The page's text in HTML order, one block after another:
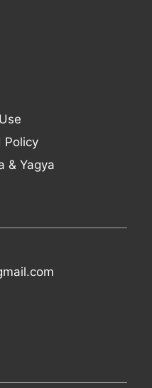
Policy
& Yagya